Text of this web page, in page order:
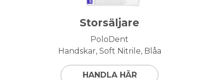
Storsäljare
PoloDent
Handskar, Soft Nitrile, Blåa
HANDLA HÄR